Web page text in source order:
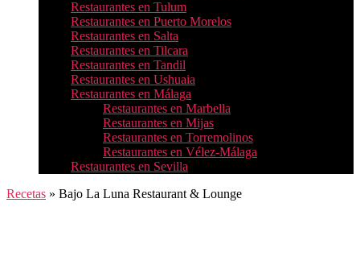
Restaurantes en Tulum
Restaurantes en Puerto Morelos
Restaurantes en Salta
Restaurantes en Tilcara
Restaurantes en Tandil
Restaurantes en Ushuaia
Restaurantes en Málaga
Restaurantes en Marbella
Restaurantes en Mijas
Restaurantes en Torremolinos
Restaurantes en Vélez-Málaga
Restaurantes en Sevilla
Recetas » Bajo La Luna Restaurant & Lounge